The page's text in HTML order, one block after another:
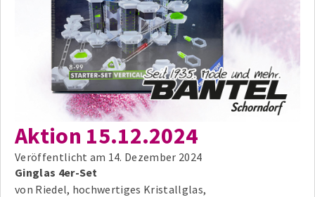
Aktion 15.12.2024
Veröffentlicht am 14. Dezember 2024
Ginglas 4er-Set
von Riedel, hochwertiges Kristallglas,